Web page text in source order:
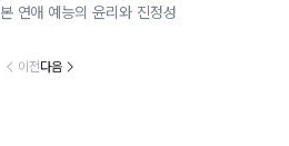
연애 예능의 윤리와 진정성
이전다음